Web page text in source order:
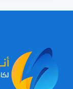
بجدة
تركيب
كاميرات
أمنية
في